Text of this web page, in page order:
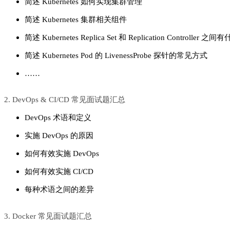
简述 Kubernetes 如何实现集群管理
简述 Kubernetes 集群相关组件
简述 Kubernetes Replica Set 和 Replication Controller 之间有
简述 Kubernetes Pod 的 LivenessProbe 探针的常见方式
……
2. DevOps & CI/CD 常见面试题汇总
DevOps 术语和定义
实施 DevOps 的原因
如何有效实施 DevOps
如何有效实施 CI/CD
每种术语之间的差异
3. Docker 常见面试题汇总